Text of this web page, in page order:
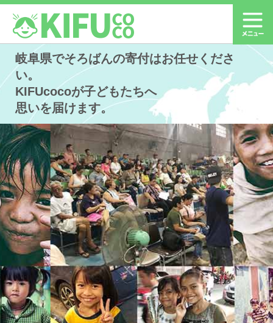
岐阜県でそろばんの寄付はお任せくださ
い。
KIFUcocoが子どもたちへ
思いを届けます。